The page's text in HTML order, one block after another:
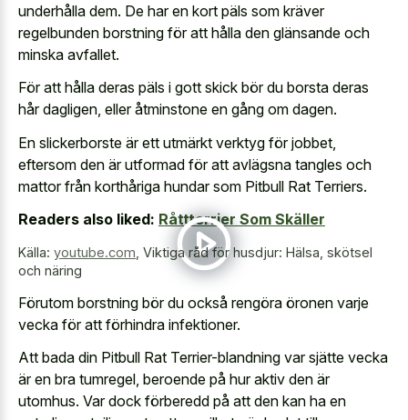
underhålla dem. De har en kort päls som kräver
regelbunden borstning för att hålla den glänsande och
minska avfallet.
För att hålla deras päls i gott skick bör du borsta deras
hår dagligen, eller åtminstone en gång om dagen.
En slickerborste är ett utmärkt verktyg för jobbet,
eftersom den är utformad för att avlägsna tangles och
mattor från korthåriga hundar som Pitbull Rat Terriers.
Readers also liked: Råttterrier Som Skäller
Källa: youtube.com Viktiga råd för husdjur: Hälsa, skötsel
och näring
Förutom borstning bör du också rengöra öronen varje
vecka för att förhindra infektioner.
Att bada din Pitbull Rat Terrier-blandning var sjätte vecka
är en bra tumregel, beroende på hur aktiv den är
utomhus. Var dock förberedd på att den kan ha en